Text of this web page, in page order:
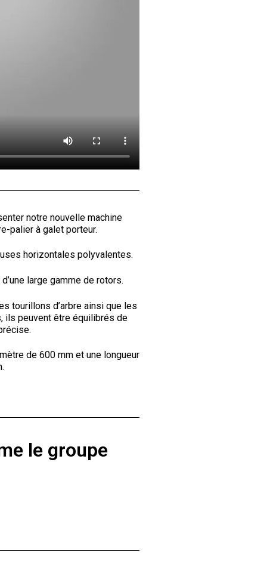
notre nouvelle machine
palier à galet porteur.
horizontales polyvalentes.
large gamme de rotors.
tourillons d’arbre ainsi que les
ils peuvent être équilibrés de
de 600 mm et une longueur
le groupe